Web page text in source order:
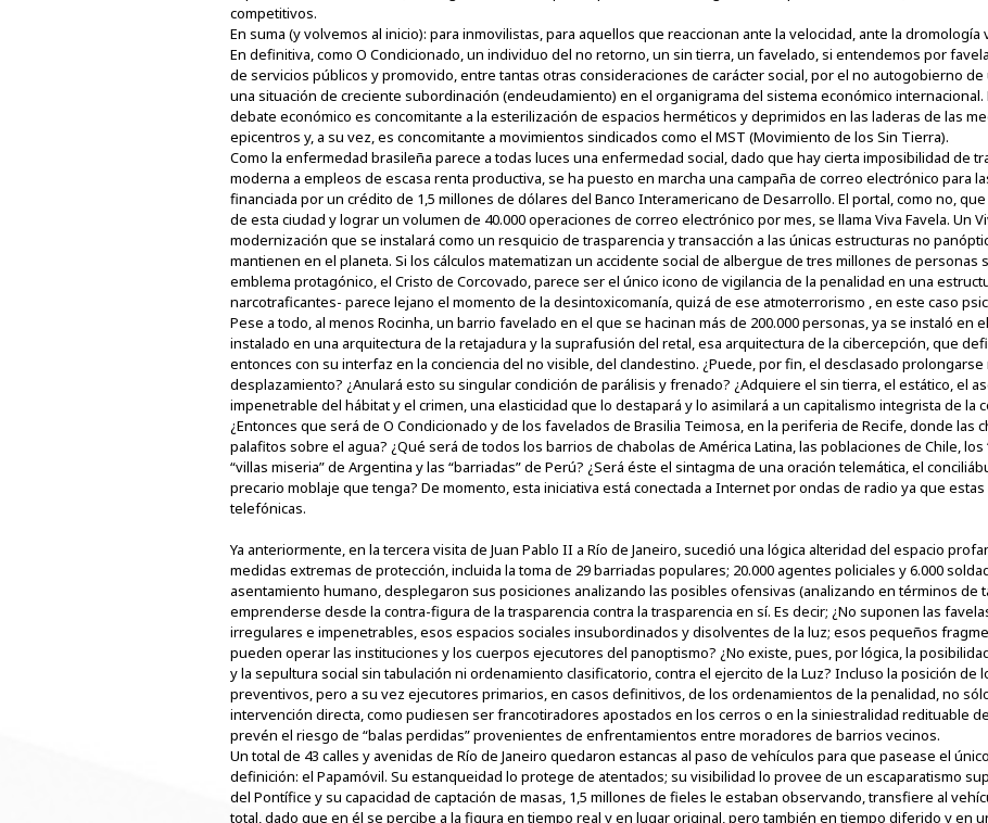
competitivos.
En suma (y volvemos al inicio): para inmovilistas, para aquellos que reaccionan ante la velocidad, ante la dromología
En definitiva, como O Condicionado, un individuo del no retorno, un sin tierra, un favelado, si entendemos por
de servicios públicos y promovido, entre tantas otras consideraciones de carácter social, por el no autogobierno de
una situación de creciente subordinación (endeudamiento) en el organigrama del sistema económico
debate económico es concomitante a la esterilización de espacios herméticos y deprimidos en las laderas de las
epicentros y, a su vez, es concomitante a movimientos sindicados como el MST (Movimiento de los Sin Tierra).
Como la enfermedad brasileña parece a todas luces una enfermedad social, dado que hay cierta imposibilidad de
moderna a empleos de escasa renta productiva, se ha puesto en marcha una campaña de correo electrónico para
financiada por un crédito de 1,5 millones de dólares del Banco Interamericano de Desarrollo. El portal, como no,
de esta ciudad y lograr un volumen de 40.000 operaciones de correo electrónico por mes, se llama Viva Favela. Un
modernización que se instalará como un resquicio de trasparencia y transacción a las únicas estructuras no
mantienen en el planeta. Si los cálculos matematizan un accidente social de albergue de tres millones de personas
emblema protagónico, el Cristo de Corcovado, parece ser el único icono de vigilancia de la penalidad en una
narcotraficantes- parece lejano el momento de la desintoxicomanía, quizá de ese atmoterrorismo , en este caso
Pese a todo, al menos Rocinha, un barrio favelado en el que se hacinan más de 200.000 personas, ya se instaló en
instalado en una arquitectura de la retajadura y la suprafusión del retal, esa arquitectura de la cibercepción, que
entonces con su interfaz en la conciencia del no visible, del clandestino. ¿Puede, por fin, el desclasado
desplazamiento? ¿Anulará esto su singular condición de parálisis y frenado? ¿Adquiere el sin tierra, el estático, el
impenetrable del hábitat y el crimen, una elasticidad que lo destapará y lo asimilará a un capitalismo integrista de la
¿Entonces que será de O Condicionado y de los favelados de Brasilia Teimosa, en la periferia de Recife, donde las
palafitos sobre el agua? ¿Qué será de todos los barrios de chabolas de América Latina, las poblaciones de Chile, los
“villas miseria” de Argentina y las “barriadas” de Perú? ¿Será éste el sintagma de una oración telemática, el
precario moblaje que tenga? De momento, esta iniciativa está conectada a Internet por ondas de radio ya que
telefónicas.
Ya anteriormente, en la tercera visita de Juan Pablo II a Río de Janeiro, sucedió una lógica alteridad del espacio
medidas extremas de protección, incluida la toma de 29 barriadas populares; 20.000 agentes policiales y 6.000
asentamiento humano, desplegaron sus posiciones analizando las posibles ofensivas (analizando en términos de
emprenderse desde la contra-figura de la trasparencia contra la trasparencia en sí. Es decir; ¿No suponen las
irregulares e impenetrables, esos espacios sociales insubordinados y disolventes de la luz; esos pequeños
pueden operar las instituciones y los cuerpos ejecutores del panoptismo? ¿No existe, pues, por lógica, la
y la sepultura social sin tabulación ni ordenamiento clasificatorio, contra el ejercito de la Luz? Incluso la posición de
preventivos, pero a su vez ejecutores primarios, en casos definitivos, de los ordenamientos de la penalidad, no
intervención directa, como pudiesen ser francotiradores apostados en los cerros o en la siniestralidad redituable
prevén el riesgo de “balas perdidas” provenientes de enfrentamientos entre moradores de barrios vecinos.
Un total de 43 calles y avenidas de Río de Janeiro quedaron estancas al paso de vehículos para que pasease el
definición: el Papamóvil. Su estanqueidad lo protege de atentados; su visibilidad lo provee de un escaparatismo
del Pontífice y su capacidad de captación de masas, 1,5 millones de fieles le estaban observando, transfiere al
total, dado que en él se percibe a la figura en tiempo real y en lugar original, pero también en tiempo diferido y en